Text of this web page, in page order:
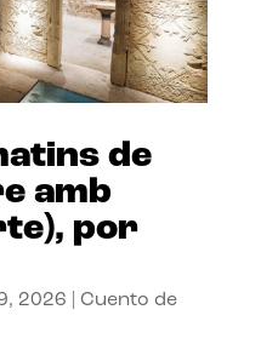
de
amb
por
2026
Cuento de